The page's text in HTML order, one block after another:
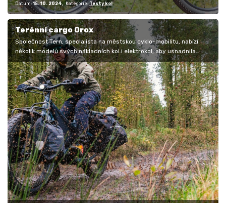
Datum: 15. 10. 2024 Kategorie: Testy kol
Terénní cargo Orox
Společnost Tern, specialista na městskou cyklo-mobilitu, nabízí
několik modelů svých nákladních kol i elektrokol, aby usnadnila
všem…